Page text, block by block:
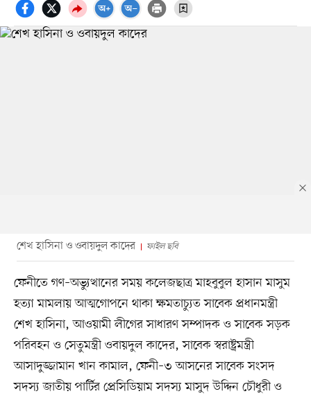
শেখ হাসিনা ও ওবায়দুল কাদের ফাইল ছবি
ফেনীতে গণ–অভ্যুত্থানের সময় কলেজছাত্র মাহবুবুল হাসান মাসুম
হত্যা মামলায় আত্মগোপনে থাকা ক্ষমতাচ্যুত সাবেক প্রধানমন্ত্রী
শেখ হাসিনা, আওয়ামী লীগের সাধারণ সম্পাদক ও সাবেক সড়ক
পরিবহন ও সেতুমন্ত্রী ওবায়দুল কাদের, সাবেক স্বরাষ্ট্রমন্ত্রী
আসাদুজ্জামান খান কামাল, ফেনী–৩ আসনের সাবেক সংসদ
সদস্য জাতীয় পার্টির প্রেসিডিয়াম সদস্য মাসুদ উদ্দিন চৌধুরী ও